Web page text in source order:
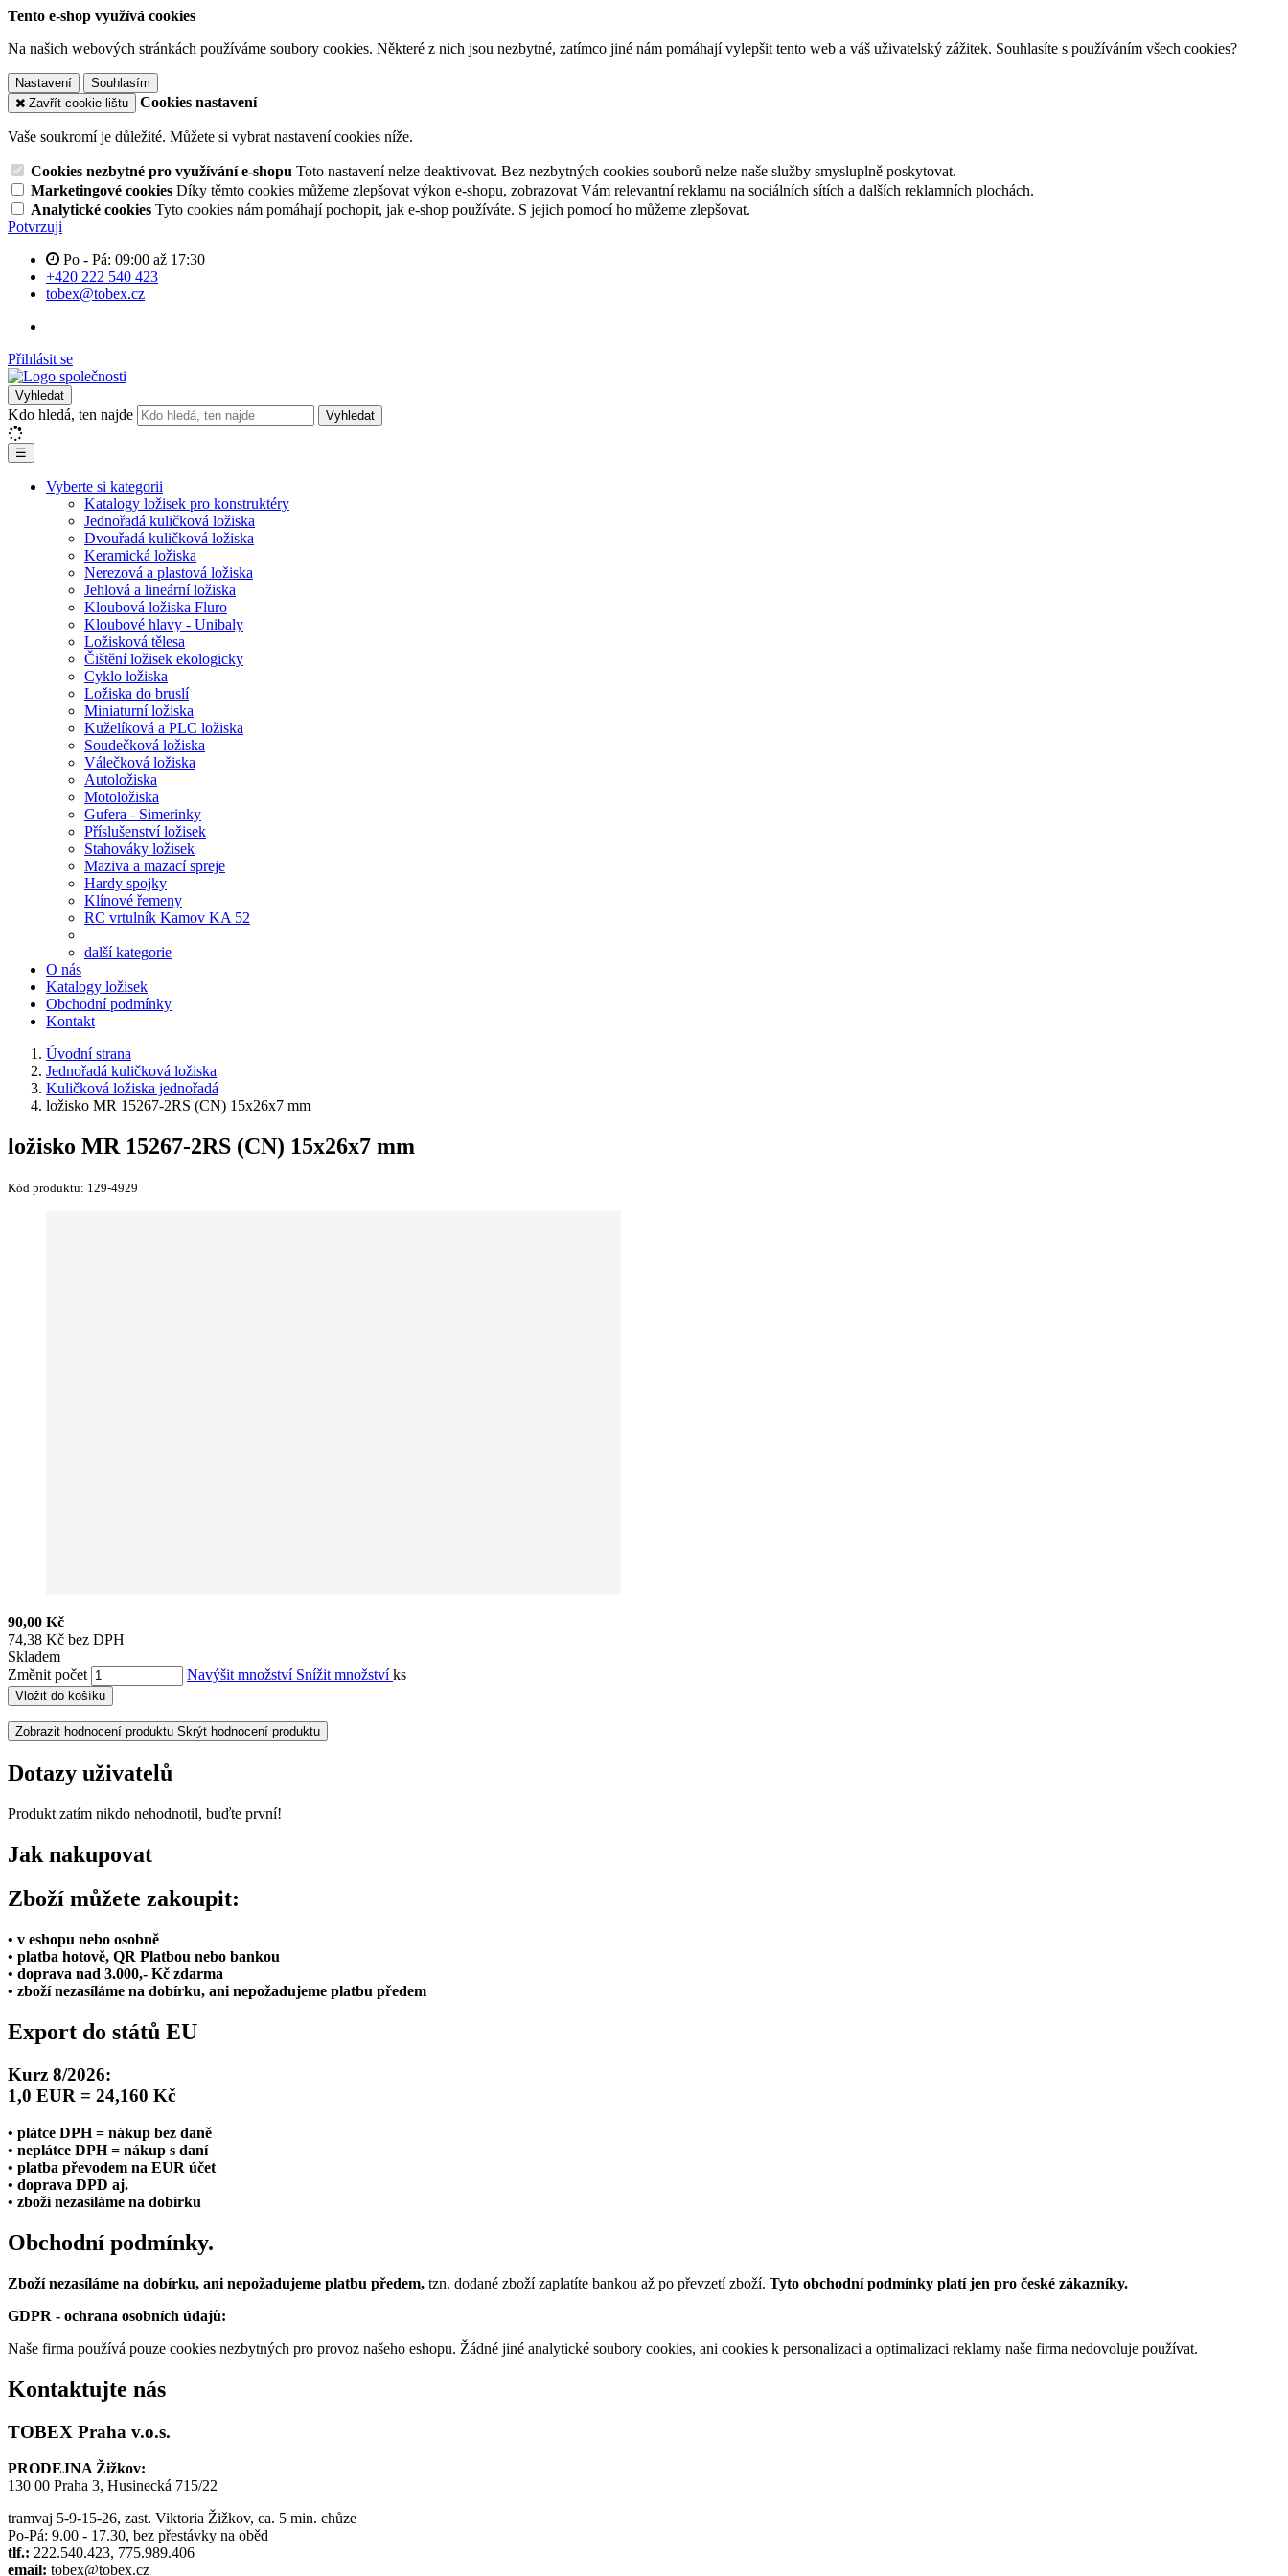
Tento e-shop využívá cookies
Na našich webových stránkách používáme soubory cookies. Některé z nich jsou nezbytné, zatímco jiné nám pomáhají vylepšit tento web a váš uživatelský zážitek. Souhlasíte s používáním všech cookies?
Nastavení
Souhlasím
Zavřít cookie lištu
Cookies nastavení
Vaše soukromí je důležité. Můžete si vybrat nastavení cookies níže.
Cookies nezbytné pro využívání e-shopu Toto nastavení nelze deaktivovat. Bez nezbytných cookies souborů nelze naše služby smysluplně poskytovat.
Marketingové cookies Díky těmto cookies můžeme zlepšovat výkon e-shopu, zobrazovat Vám relevantní reklamu na sociálních sítích a dalších reklamních plochách.
Analytické cookies Tyto cookies nám pomáhají pochopit, jak e-shop používáte. S jejich pomocí ho můžeme zlepšovat.
Potvrzuji
Po - Pá: 09:00 až 17:30
+420 222 540 423
tobex@tobex.cz
Přihlásit se
Vyhledat
Kdo hledá, ten najde Vyhledat
☰
Vyberte si kategorii
Katalogy ložisek pro konstruktéry
Jednořadá kuličková ložiska
Dvouřadá kuličková ložiska
Keramická ložiska
Nerezová a plastová ložiska
Jehlová a lineární ložiska
Kloubová ložiska Fluro
Kloubové hlavy - Unibaly
Ložisková tělesa
Čištění ložisek ekologicky
Cyklo ložiska
Ložiska do bruslí
Miniaturní ložiska
Kuželíková a PLC ložiska
Soudečková ložiska
Válečková ložiska
Autoložiska
Motoložiska
Gufera - Simerinky
Příslušenství ložisek
Stahováky ložisek
Maziva a mazací spreje
Hardy spojky
Klínové řemeny
RC vrtulník Kamov KA 52
další kategorie
O nás
Katalogy ložisek
Obchodní podmínky
Kontakt
Úvodní strana
Jednořadá kuličková ložiska
Kuličková ložiska jednořadá
ložisko MR 15267-2RS (CN) 15x26x7 mm
ložisko MR 15267-2RS (CN) 15x26x7 mm
Kód produktu: 129-4929
90,00 Kč
74,38 Kč bez DPH
Skladem
Změnit počet
Navýšit množství Snížit množstvíks
Vložit do košíku
Zobrazit hodnocení produktu Skrýt hodnocení produktu
Dotazy uživatelů
Produkt zatím nikdo nehodnotil, buďte první!
Jak nakupovat
Zboží můžete zakoupit:
• v eshopu nebo osobně
• platba hotově, QR Platbou nebo bankou
• doprava nad 3.000,- Kč zdarma
• zboží nezasíláme na dobírku, ani nepožadujeme platbu předem
Export do států EU
Kurz 8/2026:
1,0 EUR = 24,160 Kč
• plátce DPH = nákup bez daně
• neplátce DPH = nákup s daní
• platba převodem na EUR účet
• doprava DPD aj.
• zboží nezasíláme na dobírku
Obchodní podmínky.
Zboží nezasíláme na dobírku, ani nepožadujeme platbu předem, tzn. dodané zboží zaplatíte bankou až po převzetí zboží. Tyto obchodní podmínky platí jen pro české zákazníky.
GDPR - ochrana osobních údajů:
Naše firma používá pouze cookies nezbytných pro provoz našeho eshopu. Žádné jiné analytické soubory cookies, ani cookies k personalizaci a optimalizaci reklamy naše firma nedovoluje používat.
Kontaktujte nás
TOBEX Praha v.o.s.
PRODEJNA Žižkov:
130 00 Praha 3, Husinecká 715/22
tramvaj 5-9-15-26, zast. Viktoria Žižkov, ca. 5 min. chůze
Po-Pá: 9.00 - 17.30, bez přestávky na oběd
tlf.: 222.540.423, 775.989.406
email: tobex@tobex.cz